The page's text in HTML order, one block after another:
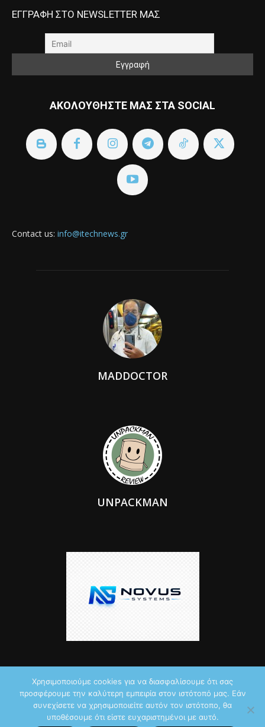
ΕΓΓΡΑΦΗ ΣΤΟ NEWSLETTER ΜΑΣ
ΑΚΟΛΟΥΘΗΣΤΕ ΜΑΣ ΣΤΑ SOCIAL
Contact us: info@itechnews.gr
MADDOCTOR
UNPACKMAN
© 2026 by iTechNews.gr
Χρησιμοποιούμε cookies για να διασφαλίσουμε ότι σας
προσφέρουμε την καλύτερη εμπειρία στον ιστότοπό μας. Εάν
συνεχίσετε να χρησιμοποιείτε αυτόν τον ιστότοπο, θα
υποθέσουμε ότι είστε ευχαριστημένοι με αυτό.